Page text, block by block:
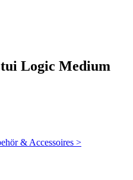
Logic Medium
& Accessoires >